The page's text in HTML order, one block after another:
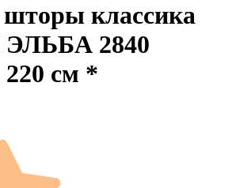
классика
ЭЛЬБА 2840
см *